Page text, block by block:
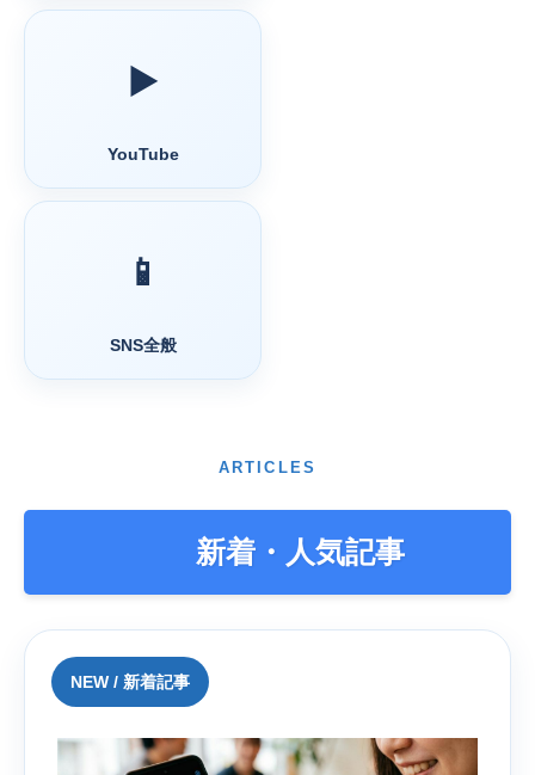
▶️
YouTube
📱
SNS全般
ARTICLES
新着・人気記事
NEW / 新着記事